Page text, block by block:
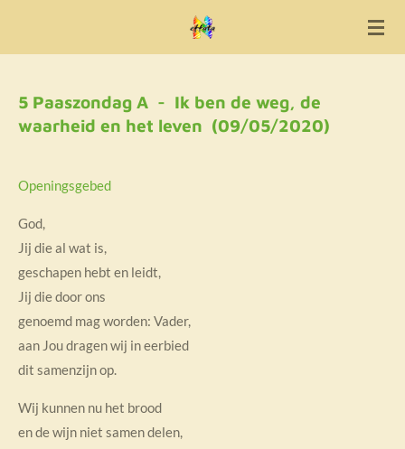
de
hoofdinhoud
5 Paaszondag A - Ik ben de weg, de
waarheid en het leven (09/05/2020)
Openingsgebed
God,
Jij die al wat is,
geschapen hebt en leidt,
Jij die door ons
genoemd mag worden: Vader,
aan Jou dragen wij in eerbied
dit samenzijn op.
Wij kunnen nu het brood
en de wijn niet samen delen,